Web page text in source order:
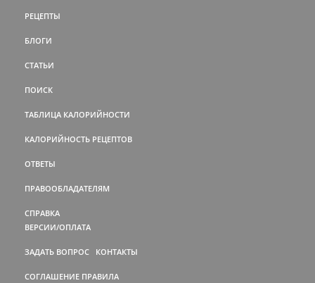
РЕЦЕПТЫ
БЛОГИ
СТАТЬИ
ПОИСК
ТАБЛИЦА КАЛОРИЙНОСТИ
КАЛОРИЙНОСТЬ РЕЦЕПТОВ
ОТВЕТЫ
ПРАВООБЛАДАТЕЛЯМ
СПРАВКА
ВЕРСИИ/ОПЛАТА
ЗАДАТЬ ВОПРОС КОНТАКТЫ
СОГЛАШЕНИЕ ПРАВИЛА